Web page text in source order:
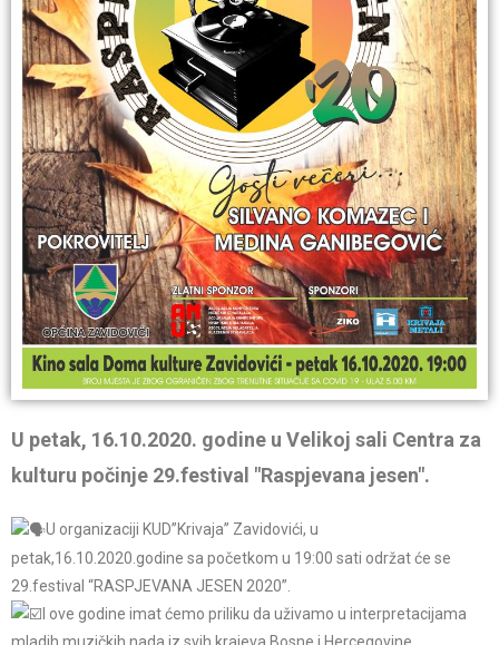
U petak, 16.10.2020. godine u Velikoj sali Centra za
kulturu počinje 29.festival "Raspjevana jesen".
U organizaciji KUD”Krivaja” Zavidovići, u
petak,16.10.2020.godine sa početkom u 19:00 sati održat će se
29.festival “RASPJEVANA JESEN 2020”.
I ove godine imat ćemo priliku da uživamo u interpretacijama